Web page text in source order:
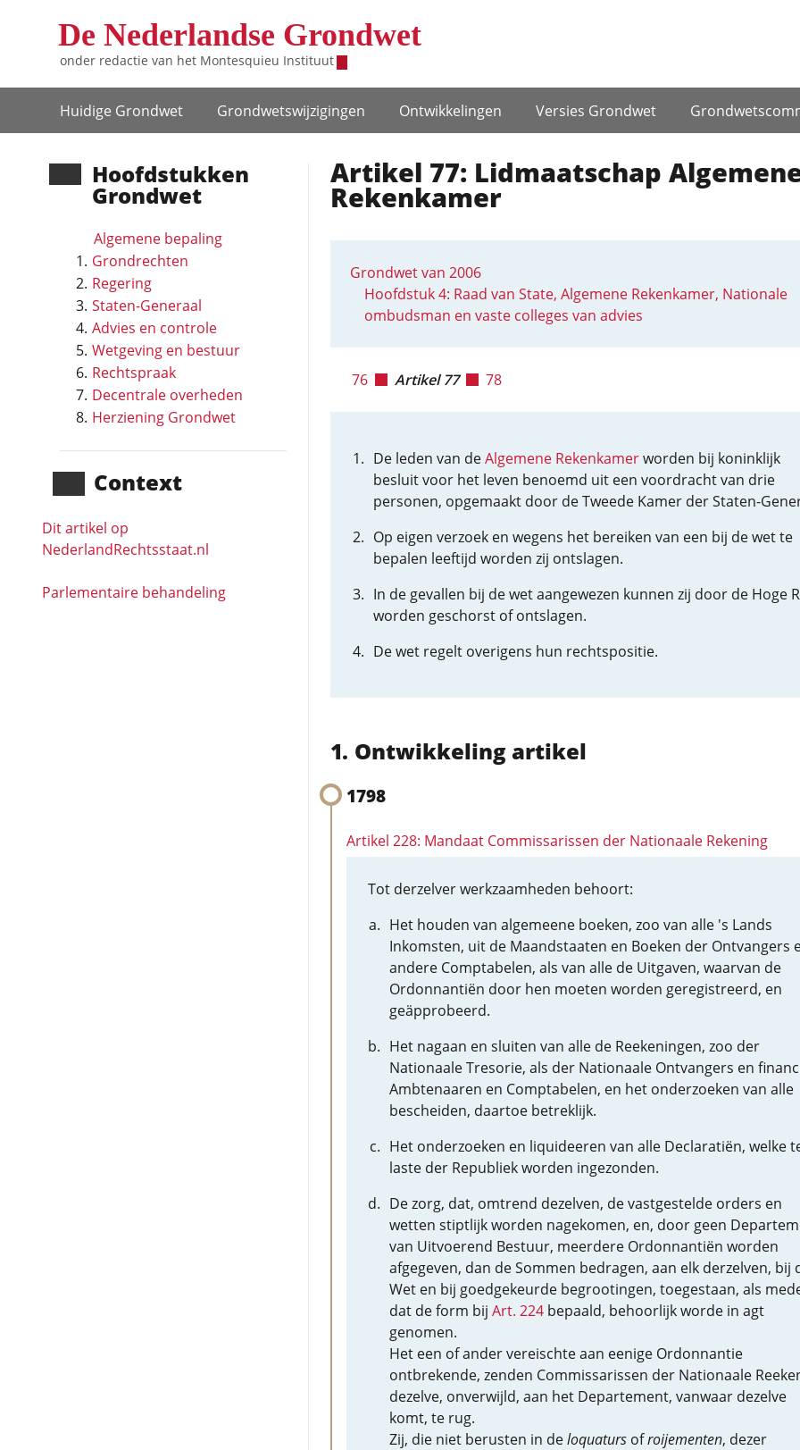
De Nederlandse Grondwet
onder redactie van het Montesquieu Instituut
Hoofdnavigatie
Huidige Grondwet Grondwets­wijzigingen Ontwikke­lingen Versies Grondwet
Hoofd­stukken
Grondwet
Algemene bepaling
Grondrechten
Regering
Staten-Generaal
Advies en controle
Wetgeving en bestuur
Rechtspraak
Decentrale overheden
Herziening Grondwet
Context
Dit artikel op
NederlandRechts­staat.nl
Parlementaire behandeling
Artikel 77: Lidmaatschap
Rekenkamer
Grondwet van 2006
Hoofdstuk 4: Raad van State, Algemene Rekenkamer, Nationale
ombudsman en vaste colleges van advies
76 Artikel 77 78
De leden van deAlgemene Rekenkamerworden bij koninklijk
besluit voor het leven benoemd uit een voordracht van drie
personen, opgemaakt door de Tweede Kamer der Staten-
Op eigen verzoek en wegens het bereiken van een bij de wet te
bepalen leeftijd worden zij ontslagen.
In de gevallen bij de wet aangewezen kunnen zij door de Hoge
worden geschorst of ontslagen.
De wet regelt overigens hun rechtspositie.
Ontwikkeling artikel
1798
Artikel 228: Mandaat Commissarissen der Nationaale Rekening
Tot derzelver werkzaamheden behoort:
Het houden van algemeene boeken, zoo van alle 's Lands
Inkomsten, uit de Maandstaaten en Boeken der Ontvangers
andere Comptabelen, als van alle de Uitgaven, waarvan de
Ordonnantiën door hen moeten worden geregistreerd, en
geäpprobeerd.
Het nagaan en sluiten van alle de Reekeningen, zoo der
Nationaale Tresorie, als der Nationaale Ontvangers en
Ambtenaaren en Comptabelen, en het onderzoeken van alle
bescheiden, daartoe betreklijk.
Het onderzoeken en liquideeren van alle Declaratiën, welke
laste der Republiek worden ingezonden.
De zorg, dat, omtrend dezelven, de vastgestelde orders en
wetten stiptlijk worden nagekomen, en, door geen
van Uitvoerend Bestuur, meerdere Ordonnantiën worden
afgegeven, dan de Sommen bedragen, aan elk derzelven, bij
Wet en bij goedgekeurde begrootingen, toegestaan, als
dat de form bij Art. 224bepaald, behoorlijk worde in agt
genomen.
Het een of ander vereischte aan eenige Ordonnantie
ontbrekende, zenden Commissarissen der Nationaale
dezelve, onverwijld, aan het Departement, vanwaar dezelve
komt, te rug.
Zij, die niet berusten in deloquatursofroijementen, dezer